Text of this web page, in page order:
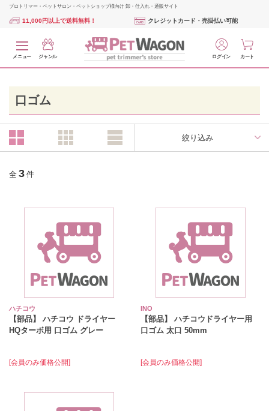
プロトリマー・ペットサロン・ペットショップ様向け 卸・仕入れ・通販サイト
11,000円以上で送料無料！ クレジットカード・売掛払い可能
メニュー ジャンル ログイン カート
口ゴム
絞り込み
全 3 件
ハチコウ
【部品】 ハチコウ ドライヤー
HQターボ用 口ゴム グレー
[会員のみ価格公開]
INO
【部品】 ハチコウドライヤー用
口ゴム 太口 50mm
[会員のみ価格公開]